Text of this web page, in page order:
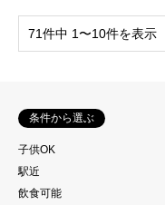
71件中 1〜10件を表示
条件から選ぶ
子供OK
駅近
飲食可能